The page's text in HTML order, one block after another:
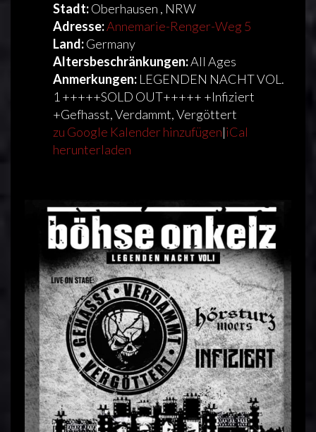
Stadt:Oberhausen , NRW
Adresse:Annemarie-Renger-Weg 5
Land:Germany
Altersbeschränkungen:All Ages
Anmerkungen: LEGENDEN NACHT VOL.
1 +++++SOLD OUT+++++ +Infiziert
+Gefhasst, Verdammt, Vergöttert
zu Google Kalender hinzufügen|iCal
herunterladen